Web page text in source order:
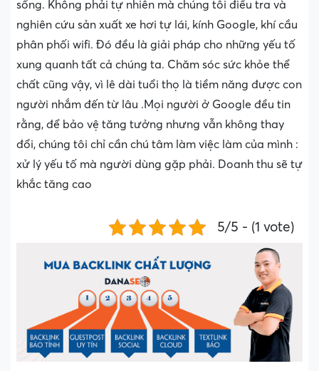
sống. Không phải tự nhiên mà chúng tôi điều tra và
nghiên cứu sản xuất xe hơi tự lái, kính Google, khí cầu
phân phối wifi. Đó đều là giải pháp cho những yếu tố
xung quanh tất cả chúng ta. Chăm sóc sức khỏe thể
chất cũng vậy, vì lê dài tuổi thọ là tiềm năng được con
người nhắm đến từ lâu .Mọi người ở Google đều tin
rằng, để bảo vệ tăng tưởng nhưng vẫn không thay
đổi, chúng tôi chỉ cần chú tâm làm việc làm của mình :
xử lý yếu tố mà người dùng gặp phải. Doanh thu sẽ tự
khắc tăng cao
5/5 - (1 vote)